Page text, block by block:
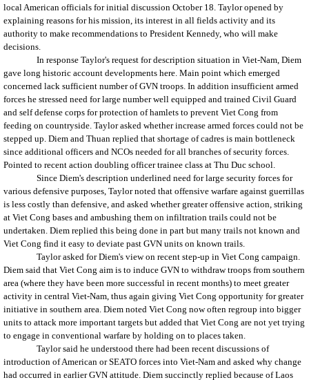
local American officials for initial discussion October 18. Taylor opened by
explaining reasons for his mission, its interest in all fields activity and its
authority to make recommendations to President Kennedy, who will make
decisions.
In response Taylor's request for description situation in Viet-Nam, Diem
gave long historic account developments here. Main point which emerged
concerned lack sufficient number of GVN troops. In addition insufficient armed
forces he stressed need for large number well equipped and trained Civil Guard
and self defense corps for protection of hamlets to prevent Viet Cong from
feeding on countryside. Taylor asked whether increase armed forces could not be
stepped up. Diem and Thuan replied that shortage of cadres is main bottleneck
since additional officers and NCOs needed for all branches of security forces.
Pointed to recent action doubling officer trainee class at Thu Duc school.
Since Diem's description underlined need for large security forces for
various defensive purposes, Taylor noted that offensive warfare against guerrillas
is less costly than defensive, and asked whether greater offensive action, striking
at Viet Cong bases and ambushing them on infiltration trails could not be
undertaken. Diem replied this being done in part but many trails not known and
Viet Cong find it easy to deviate past GVN units on known trails.
Taylorasked for Diem's view on recent step-up in Viet Cong campaign.
Diem said that Viet Cong aim is to induce GVN to withdraw troops from southern
area (where they have been more successful in recent months) to meet greater
activity in central Viet-Nam, thus again giving Viet Cong opportunity for greater
initiative in southern area. Diem noted Viet Cong now often regroup into bigger
units to attack more important targets but added that Viet Cong are not yet trying
to engage in conventional warfare by holding on to places taken.
Taylorsaid he understood there had been recent discussions of
introduction of American or SEATO forces into Viet-Nam and asked why change
had occurred in earlier GVN attitude. Diem succinctly replied because of Laos